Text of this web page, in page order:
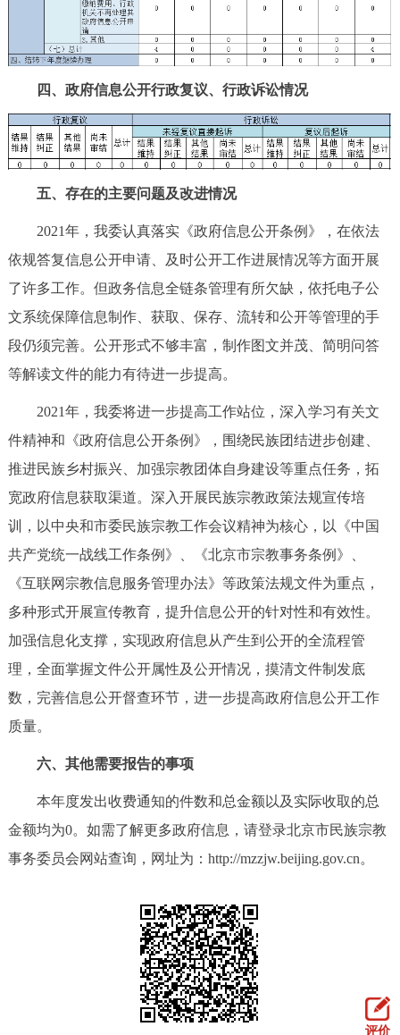
四、政府信息公开行政复议、行政诉讼情况
五、存在的主要问题及改进情况
2021年，我委认真落实《政府信息公开条例》，在依法
依规答复信息公开申请、及时公开工作进展情况等方面开展
了许多工作。但政务信息全链条管理有所欠缺，依托电子公
文系统保障信息制作、获取、保存、流转和公开等管理的手
段仍须完善。公开形式不够丰富，制作图文并茂、简明问答
等解读文件的能力有待进一步提高。
2021年，我委将进一步提高工作站位，深入学习有关文
件精神和《政府信息公开条例》，围绕民族团结进步创建、
推进民族乡村振兴、加强宗教团体自身建设等重点任务，拓
宽政府信息获取渠道。深入开展民族宗教政策法规宣传培
训，以中央和市委民族宗教工作会议精神为核心，以《中国
共产党统一战线工作条例》、《北京市宗教事务条例》、
《互联网宗教信息服务管理办法》等政策法规文件为重点，
多种形式开展宣传教育，提升信息公开的针对性和有效性。
加强信息化支撑，实现政府信息从产生到公开的全流程管
理，全面掌握文件公开属性及公开情况，摸清文件制发底
数，完善信息公开督查环节，进一步提高政府信息公开工作
质量。
六、其他需要报告的事项
本年度发出收费通知的件数和总金额以及实际收取的总
金额均为0。如需了解更多政府信息，请登录北京市民族宗教
事务委员会网站查询，网址为：http://mzzjw.beijing.gov.cn。
评价